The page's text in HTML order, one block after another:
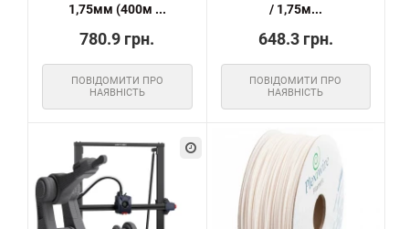
1,75мм (400м ...
780.9 грн.
ПОВІДОМИТИ ПРО
НАЯВНІСТЬ
/ 1,75м...
648.3 грн.
ПОВІДОМИТИ ПРО
НАЯВНІСТЬ